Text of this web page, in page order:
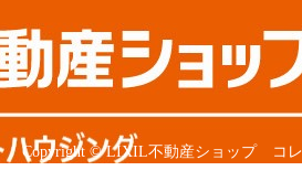
Copyright ©LIXIL不動産ショップ コレ